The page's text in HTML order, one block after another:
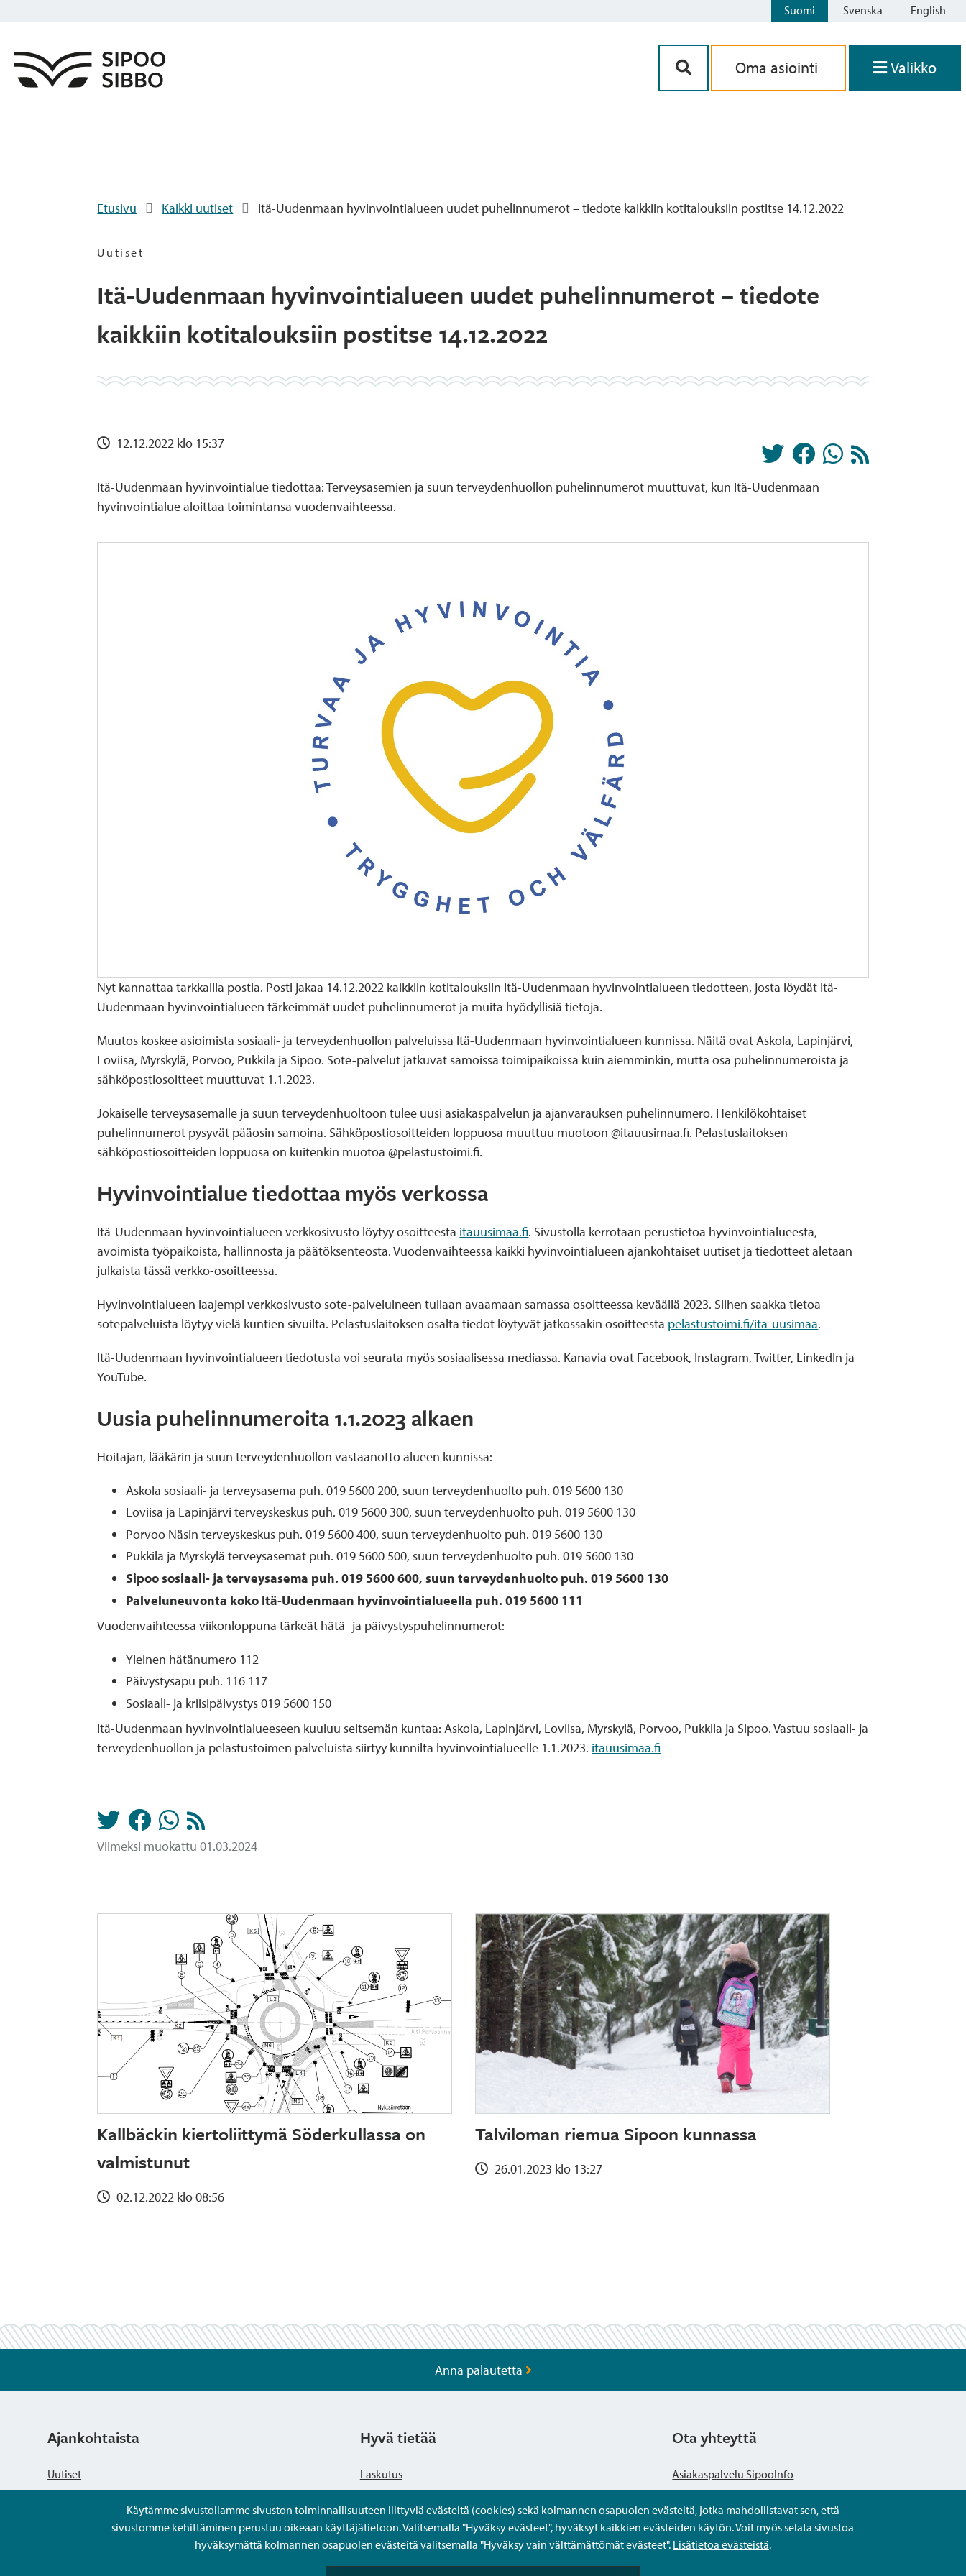
Suomi Svenska English
Oma asiointi Valikko
Etusivu Kaikki uutiset Itä-Uudenmaan hyvinvointialueen uudet puhelinnumerot – tiedote kaikkiin kotitalouksiin postitse 14.12.2022
Uutiset
Itä-Uudenmaan hyvinvointialueen uudet puhelinnumerot – tiedote
kaikkiin kotitalouksiin postitse 14.12.2022
12.12.2022 klo 15:37
Itä-Uudenmaan hyvinvointialue tiedottaa: Terveysasemien ja suun terveydenhuollon puhelinnumerot muuttuvat, kun Itä-Uudenmaan
hyvinvointialue aloittaa toimintansa vuodenvaihteessa.
Nyt kannattaa tarkkailla postia. Posti jakaa 14.12.2022 kaikkiin kotitalouksiin Itä-Uudenmaan hyvinvointialueen tiedotteen, josta löydät Itä-
Uudenmaan hyvinvointialueen tärkeimmät uudet puhelinnumerot ja muita hyödyllisiä tietoja.
Muutos koskee asioimista sosiaali- ja terveydenhuollon palveluissa Itä-Uudenmaan hyvinvointialueen kunnissa. Näitä ovat Askola, Lapinjärvi,
Loviisa, Myrskylä, Porvoo, Pukkila ja Sipoo. Sote-palvelut jatkuvat samoissa toimipaikoissa kuin aiemminkin, mutta osa puhelinnumeroista ja
sähköpostiosoitteet muuttuvat 1.1.2023.
Jokaiselle terveysasemalle ja suun terveydenhuoltoon tulee uusi asiakaspalvelun ja ajanvarauksen puhelinnumero. Henkilökohtaiset
puhelinnumerot pysyvät pääosin samoina. Sähköpostiosoitteiden loppuosa muuttuu muotoon @itauusimaa.fi. Pelastuslaitoksen
sähköpostiosoitteiden loppuosa on kuitenkin muotoa @pelastustoimi.fi.
Hyvinvointialue tiedottaa myös verkossa
Itä-Uudenmaan hyvinvointialueen verkkosivusto löytyy osoitteesta itauusimaa.fi. Sivustolla kerrotaan perustietoa hyvinvointialueesta,
avoimista työpaikoista, hallinnosta ja päätöksenteosta. Vuodenvaihteessa kaikki hyvinvointialueen ajankohtaiset uutiset ja tiedotteet aletaan
julkaista tässä verkko-osoitteessa.
Hyvinvointialueen laajempi verkkosivusto sote-palveluineen tullaan avaamaan samassa osoitteessa keväällä 2023. Siihen saakka tietoa
sotepalveluista löytyy vielä kuntien sivuilta. Pelastuslaitoksen osalta tiedot löytyvät jatkossakin osoitteesta pelastustoimi.fi/ita-uusimaa.
Itä-Uudenmaan hyvinvointialueen tiedotusta voi seurata myös sosiaalisessa mediassa. Kanavia ovat Facebook, Instagram, Twitter, LinkedIn ja
YouTube.
Uusia puhelinnumeroita 1.1.2023 alkaen
Hoitajan, lääkärin ja suun terveydenhuollon vastaanotto alueen kunnissa:
Askola sosiaali- ja terveysasema puh. 019 5600 200, suun terveydenhuolto puh. 019 5600 130
Loviisa ja Lapinjärvi terveyskeskus puh. 019 5600 300, suun terveydenhuolto puh. 019 5600 130
Porvoo Näsin terveyskeskus puh. 019 5600 400, suun terveydenhuolto puh. 019 5600 130
Pukkila ja Myrskylä terveysasemat puh. 019 5600 500, suun terveydenhuolto puh. 019 5600 130
Sipoo sosiaali- ja terveysasema puh. 019 5600 600, suun terveydenhuolto puh. 019 5600 130
Palveluneuvonta koko Itä-Uudenmaan hyvinvointialueella puh. 019 5600 111
Vuodenvaihteessa viikonloppuna tärkeät hätä- ja päivystyspuhelinnumerot:
Yleinen hätänumero 112
Päivystysapu puh. 116 117
Sosiaali- ja kriisipäivystys 019 5600 150
Itä-Uudenmaan hyvinvointialueeseen kuuluu seitsemän kuntaa: Askola, Lapinjärvi, Loviisa, Myrskylä, Porvoo, Pukkila ja Sipoo. Vastuu sosiaali- ja
terveydenhuollon ja pelastustoimen palveluista siirtyy kunnilta hyvinvointialueelle 1.1.2023. itauusimaa.fi
Viimeksi muokattu 01.03.2024
Kallbäckin kiertoliittymä Söderkullassa on
valmistunut
02.12.2022 klo 08:56
Talviloman riemua Sipoon kunnassa
26.01.2023 klo 13:27
Käytämme sivustollamme sivuston toiminnallisuuteen liittyviä evästeitä (cookies) sekä kolmannen osapuolen evästeitä, jotka mahdollistavat sen, että
sivustomme kehittäminen perustuu oikeaan käyttäjätietoon. Valitsemalla "Hyväksy evästeet", hyväksyt kaikkien evästeiden käytön. Voit myös selata sivustoa
hyväksymättä kolmannen osapuolen evästeitä valitsemalla "Hyväksy vain välttämättömät evästeet". Lisätietoa evästeistä.
Anna palautetta
Ajankohtaista
Uutiset
Hyvä tietää
Laskutus
Tietosuojaseloste
Saavutettavuusseloste
Ota yhteyttä
Asiakaspalvelu SipooInfo
Anna palautetta nimettömästi
Kysy tai asioi